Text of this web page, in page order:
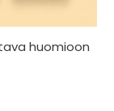
huomioon